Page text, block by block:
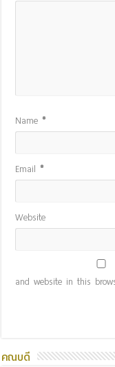
Name*
Email*
Website
and website in this
คณบดี